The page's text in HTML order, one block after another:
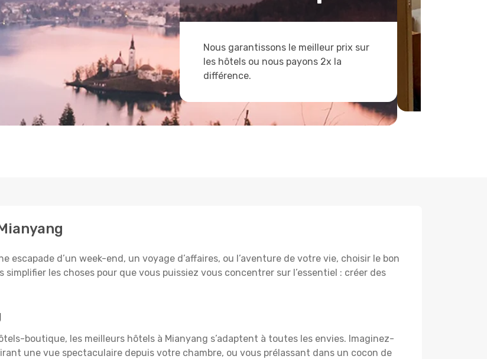
Nous garantissons le meilleur prix sur
les hôtels ou nous payons 2x la
différence.
escapade d’un week-end, un voyage d’affaires, ou l’aventure de votre vie, choisir le bon
les choses pour que vous puissiez vous concentrer sur l’essentiel : créer des
boutique, les meilleurs hôtels à Mianyang s’adaptent à toutes les envies. Imaginez-
une vue spectaculaire depuis votre chambre, ou vous prélassant dans un cocon de